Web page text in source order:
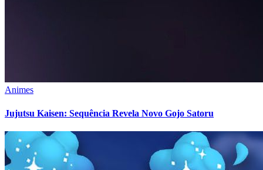
Animes
Jujutsu Kaisen: Sequência Revela Novo Gojo Satoru